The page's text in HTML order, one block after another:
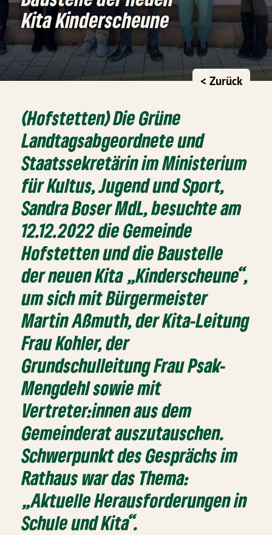
Kita Kinderscheune
< Zurück
(Hofstetten) Die Grüne
Landtagsabgeordnete und
Staatssekretärin im Ministerium
für Kultus, Jugend und Sport,
Sandra Boser MdL, besuchte am
12.12.2022 die Gemeinde
Hofstetten und die Baustelle
der neuen Kita „Kinderscheune“,
um sich mit Bürgermeister
Martin Aßmuth, der Kita-Leitung
Frau Kohler, der
Grundschulleitung Frau Psak-
Mengdehl sowie mit
Vertreter:innen aus dem
Gemeinderat auszutauschen.
Schwerpunkt des Gesprächs im
Rathaus war das Thema:
„Aktuelle Herausforderungen in
Schule und Kita“.